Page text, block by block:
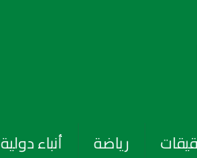
رياضة أنباء دولية